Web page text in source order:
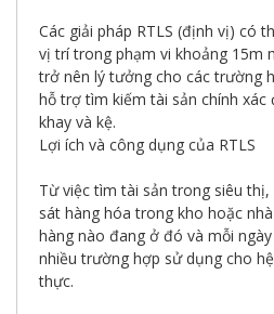
Các giải pháp RTLS (định vị) có
vị trí trong phạm vi khoảng 15m
trở nên lý tưởng cho các trường
hỗ trợ tìm kiếm tài sản chính
khay và kệ.
Lợi ích và công dụng của RTLS
Từ việc tìm tài sản trong siêu
sát hàng hóa trong kho hoặc
hàng nào đang ở đó và mỗi
nhiều trường hợp sử dụng cho
thực.